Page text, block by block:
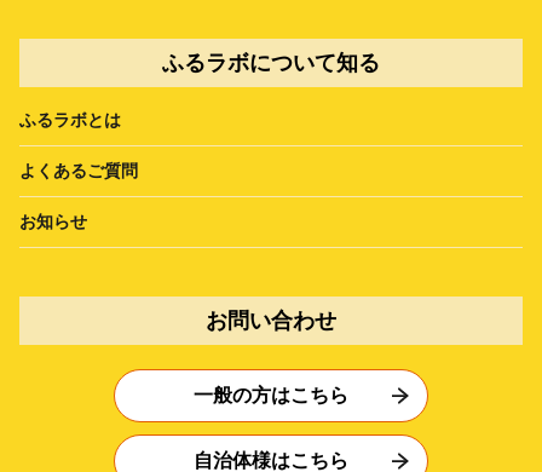
ふるラボについて知る
ふるラボとは
よくあるご質問
お知らせ
お問い合わせ
一般の方はこちら
自治体様はこちら